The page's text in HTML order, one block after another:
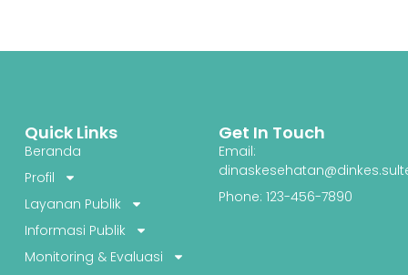
Quick Links
Beranda
Profil
Layanan Publik
Informasi Publik
Monitoring & Evaluasi
Get In Touch
Email:
Phone: 123-456-7890